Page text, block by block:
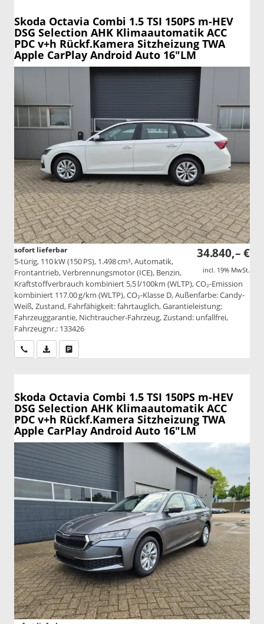
Skoda Octavia Combi 1.5 TSI 150PS m-HEV
DSG Selection AHK Klimaautomatik ACC
PDC v+h Rückf.Kamera Sitzheizung TWA
Apple CarPlay Android Auto 16"LM
34.840,– €
incl. 19% MwSt.
sofort lieferbar
5-türig, 110 kW (150 PS), 1.498 cm³, Automatik,
Frontantrieb, Verbrennungsmotor (ICE), Benzin,
Kraftstoffverbrauch kombiniert 5,5 l/100km (WLTP), CO₂-Emission
kombiniert 117.00 g/km (WLTP), CO₂-Klasse D, Außenfarbe: Candy-
Weiß, Zustand, Fahrfähigkeit: fahrtauglich, Garantieleistung:
Fahrzeuggarantie, Nichtraucher-Fahrzeug, Zustand: unfallfrei,
Fahrzeugnr.: 133426
Wir rufen Sie anPDF-Datei, Fahrzeugexposé drucken
Skoda Octavia Combi 1.5 TSI 150PS m-HEV
DSG Selection AHK Klimaautomatik ACC
PDC v+h Rückf.Kamera Sitzheizung TWA
Apple CarPlay Android Auto 16"LM